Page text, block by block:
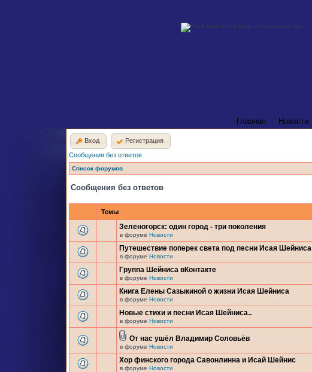
Главная Новости
Вход Регистрация
Сообщения без ответов
Список форумов
Сообщения без ответов
Темы
Зеленогорск: один город - три поколения
в форуме Новости
Путешествие поперек света под песни Исая Шейниса
в форуме Новости
Группа Шейниса вКонтакте
в форуме Новости
Книга Елены Сазыкиной о жизни Исая Шейниса
в форуме Новости
Новые стихи и песни Исая Шейниса..
в форуме Новости
От нас ушёл Владимир Соловьёв
в форуме Новости
Хор финского города Савонлинна и Исай Шейнис
в форуме Новости